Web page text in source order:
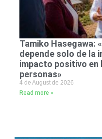
Tamiko Hasegawa:
depende solo de la
impacto positivo
personas»
4 de August de 2026
Read more »